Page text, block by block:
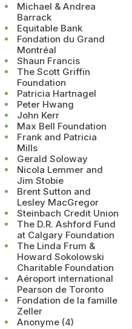
Michael & Andrea
Barrack
Equitable Bank
Fondation du Grand
Montréal
Shaun Francis
The Scott Griffin
Foundation
Patricia Hartnagel
Peter Hwang
John Kerr
Max Bell Foundation
Frank and Patricia
Mills
Gerald Soloway
Nicola Lemmer and
Jim Stobie
Brent Sutton and
Lesley MacGregor
Steinbach Credit Union
The D.R. Ashford Fund
at Calgary Foundation
The Linda Frum &
Howard Sokolowski
Charitable Foundation
Aéroport international
Pearson de Toronto
Fondation de la famille
Zeller
Anonyme (4)